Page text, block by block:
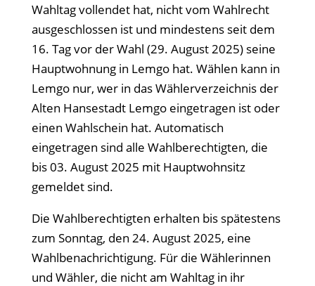
Wahltag vollendet hat, nicht vom Wahlrecht
ausgeschlossen ist und mindestens seit dem
16. Tag vor der Wahl (29. August 2025) seine
Hauptwohnung in Lemgo hat. Wählen kann in
Lemgo nur, wer in das Wählerverzeichnis der
Alten Hansestadt Lemgo eingetragen ist oder
einen Wahlschein hat. Automatisch
eingetragen sind alle Wahlberechtigten, die
bis 03. August 2025 mit Hauptwohnsitz
gemeldet sind.
Die Wahlberechtigten erhalten bis spätestens
zum Sonntag, den 24. August 2025, eine
Wahlbenachrichtigung. Für die Wählerinnen
und Wähler, die nicht am Wahltag in ihr